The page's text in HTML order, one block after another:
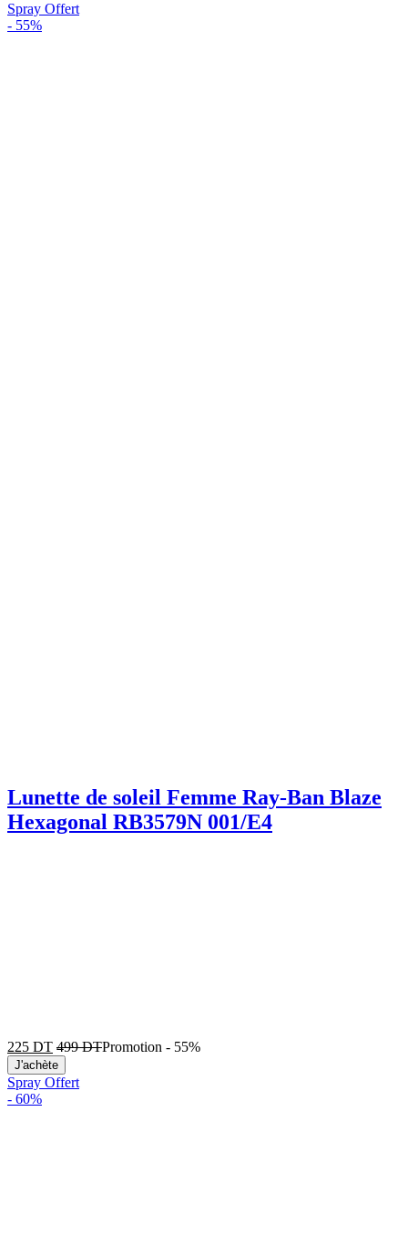
Spray Offert
- 55%
Lunette de soleil Femme Ray-Ban Blaze
Hexagonal RB3579N 001/E4
225 DT 499DTPromotion - 55%
J'achète
Spray Offert
- 60%